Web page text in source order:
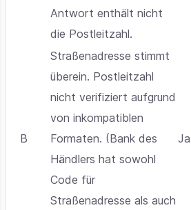
Antwort enthält nicht
die Postleitzahl.
B
Straßenadresse stimmt
überein. Postleitzahl
nicht verifiziert aufgrund
von inkompatiblen
Formaten. (Bank des
Händlers hat sowohl
Code für
Straßenadresse als auch
Ja